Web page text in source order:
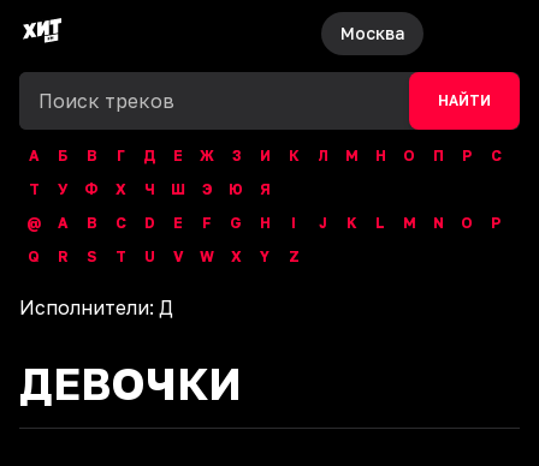
Москва
НАЙТИ
А Б В Г Д Е Ж З И К Л М Н О П Р
С
Т
У Ф Х Ч Ш Э Ю
Я
@
A B C D E F G H I J K L M N O
P
Q
R S T U V W X Y Z
Исполнители: Д
ДЕВОЧКИ